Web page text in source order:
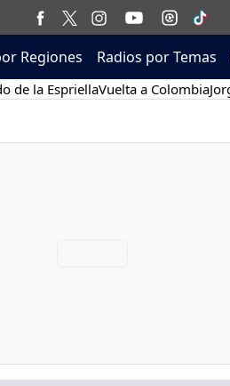
Regiones Radios por Temas
de la EspriellaVuelta a Colombia